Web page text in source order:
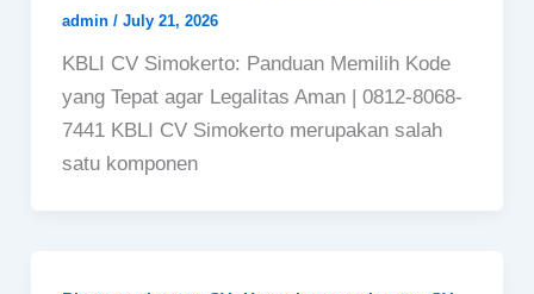
admin / July 21, 2026
KBLI CV Simokerto: Panduan Memilih Kode
yang Tepat agar Legalitas Aman | 0812-8068-
7441 KBLI CV Simokerto merupakan salah
satu komponen